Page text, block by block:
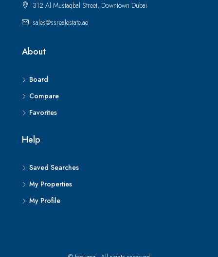
312 Al Mustaqbal Street, Downtown Dubai
sales@ssrealestate.ae
About
Board
Compare
Favorites
Help
Saved Searches
My Properties
My Profile